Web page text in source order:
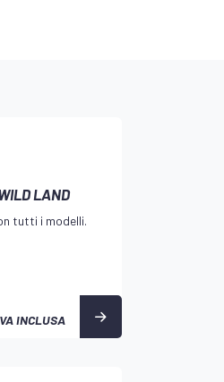
LAND
tutti i modelli.
INCLUSA